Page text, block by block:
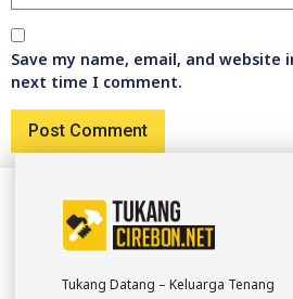
Save my name, email, and website
next time I comment.
Tukang Datang – Keluarga Tenang